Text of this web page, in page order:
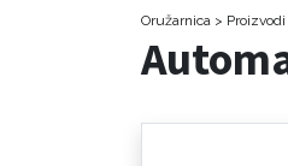
Oružarnica > Proizvodi